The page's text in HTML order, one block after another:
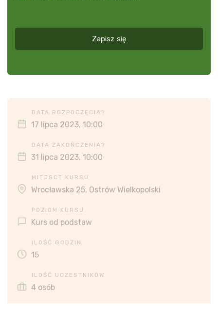
Zapisz się
DATA ROZPOCZĘCIA?
17 lipca 2023, 10:00
DATA ZAKOŃCZENIA?
31 lipca 2023, 10:00
MIEJSCE KURSU
Wrocławska 25, Ostrów Wielkopolski
POZIOM KURSU
Kurs od podstaw
ILOŚĆ GODZIN
15
ILOŚĆ UCZESTNIKÓW
4 osób